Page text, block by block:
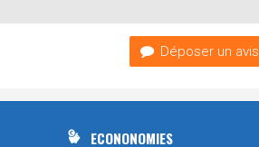
Déposer un avis
ECONONOMIES